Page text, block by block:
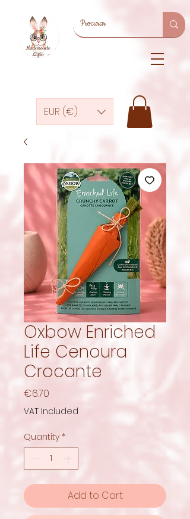
EUR (€)
Oxbow Enriched
Life Cenoura
Crocante
€6.70
VAT Included
Quantity *
Add to Cart